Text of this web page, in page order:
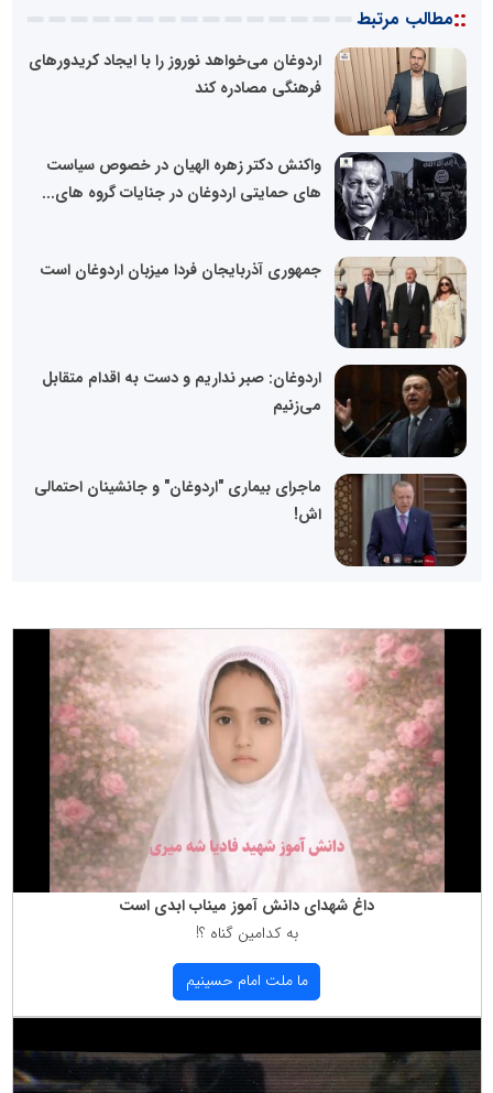
::مطالب مرتبط
اردوغان می‌خواهد نوروز را با ایجاد کریدورهای
فرهنگی مصادره کند
واکنش دکتر زهره الهیان در خصوص سیاست
های حمایتی اردوغان در جنایات گروه های...
جمهوری آذربایجان فردا میزبان اردوغان است
اردوغان: صبر نداریم و دست به اقدام متقابل
می‌زنیم
ماجرای بیماری "اردوغان" و جانشینان احتمالی
اش!
داغ شهدای دانش آموز میناب ابدی است
به كدامین گناه ؟!
ما ملت امام حسینیم